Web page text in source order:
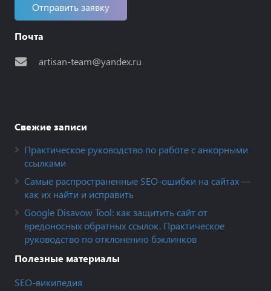
Отправить заявку
Почта
artisan-team@yandex.ru
Свежие записи
Практическое руководство по работе с анкорными
ссылками
Самые распространенные SEO-ошибки на сайтах —
как их найти и исправить
Google Disavow Tool: как защитить сайт от
вредоносных обратных ссылок. Практическое
руководство по отклонению бэклинков
Полезные материалы
SEO-википедия